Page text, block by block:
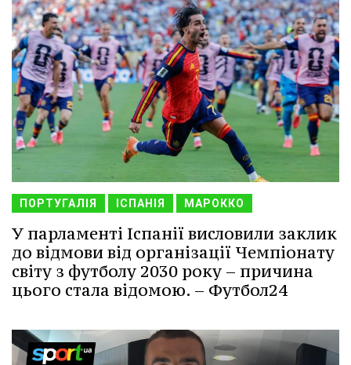
ПОРТУГАЛІЯ ІСПАНІЯ МАРОККО
У парламенті Іспанії висловили заклик
до відмови від організації Чемпіонату
світу з футболу 2030 року – причина
цього стала відомою. – Футбол24